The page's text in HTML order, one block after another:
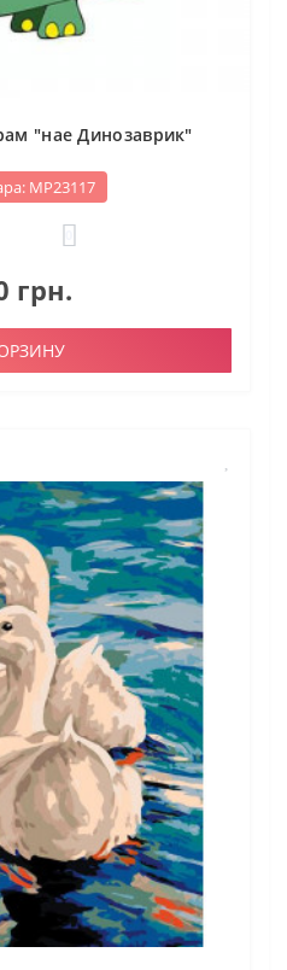
"нае Динозаврик"
МР23117
грн.